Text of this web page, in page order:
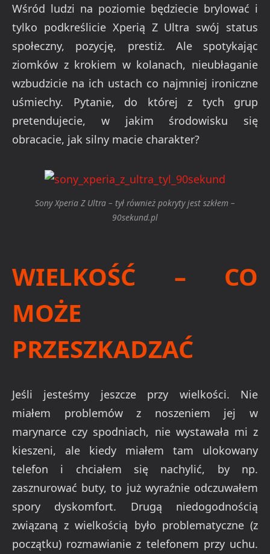
Wśród ludzi na poziomie będziecie brylować i
tylko podkreślicie Xperią Z Ultra swój status
społeczny, pozycję, prestiż. Ale spotykając
ziomków z krokiem w kolanach, nieubłaganie
wzbudzicie na ich ustach co najmniej ironiczne
uśmiechy. Pytanie, do której z tych grup
pretendujecie, w jakim środowisku się
obracacie, jak silny macie charakter?
Sony Xperia Z Ultra – tył również pokryty jest szkłem –
90sekund.pl
WIELKOŚĆ – CO
MOŻE
PRZESZKADZAĆ
Jeśli jesteśmy jeszcze przy wielkości. Nie
miałem problemów z noszeniem jej w
marynarce czy spodniach, nie wystawała mi z
kieszeni, ale kiedy miałem tam ulokowany
telefon i chciałem się nachylić, by np.
zasznurować buty, to już wyraźnie odczuwałem
spory dyskomfort. Drugą niedogodnością
związaną z wielkością było problematyczne (z
początku) rozmawianie z telefonem przy uchu.